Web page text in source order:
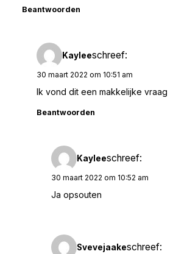
Beantwoorden
Kayleeschreef:
30 maart 2022 om 10:51 am
Ik vond dit een makkelijke vraag
Beantwoorden
Kayleeschreef:
30 maart 2022 om 10:52 am
Ja opsouten
Svevejaakeschreef: